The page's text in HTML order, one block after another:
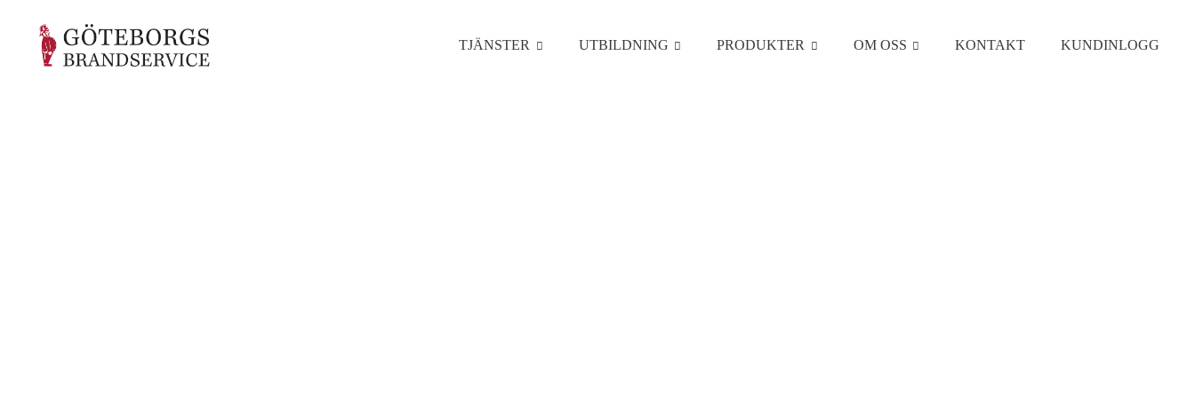
TJÄNSTER UTBILDNING PRODUKTER OM OSS KONTAKT KUNDINLOGG